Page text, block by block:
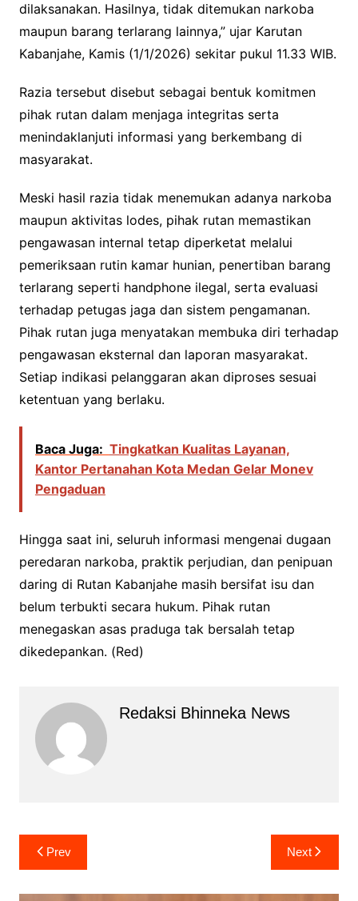
dilaksanakan. Hasilnya, tidak ditemukan narkoba
maupun barang terlarang lainnya,” ujar Karutan
Kabanjahe, Kamis (1/1/2026) sekitar pukul 11.33 WIB.
Razia tersebut disebut sebagai bentuk komitmen
pihak rutan dalam menjaga integritas serta
menindaklanjuti informasi yang berkembang di
masyarakat.
Meski hasil razia tidak menemukan adanya narkoba
maupun aktivitas lodes, pihak rutan memastikan
pengawasan internal tetap diperketat melalui
pemeriksaan rutin kamar hunian, penertiban barang
terlarang seperti handphone ilegal, serta evaluasi
terhadap petugas jaga dan sistem pengamanan.
Pihak rutan juga menyatakan membuka diri terhadap
pengawasan eksternal dan laporan masyarakat.
Setiap indikasi pelanggaran akan diproses sesuai
ketentuan yang berlaku.
Baca Juga: Tingkatkan Kualitas Layanan,
Kantor Pertanahan Kota Medan Gelar Monev
Pengaduan
Hingga saat ini, seluruh informasi mengenai dugaan
peredaran narkoba, praktik perjudian, dan penipuan
daring di Rutan Kabanjahe masih bersifat isu dan
belum terbukti secara hukum. Pihak rutan
menegaskan asas praduga tak bersalah tetap
dikedepankan. (Red)
Redaksi Bhinneka News
Navigasi
pos
Prev Next